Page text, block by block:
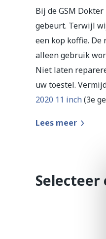
Bij de GSM
gebeurt. Terwijl
een kop koffie.
alleen gebruik
Niet laten
uw toestel.
2020 11 inch(3e
Lees meer